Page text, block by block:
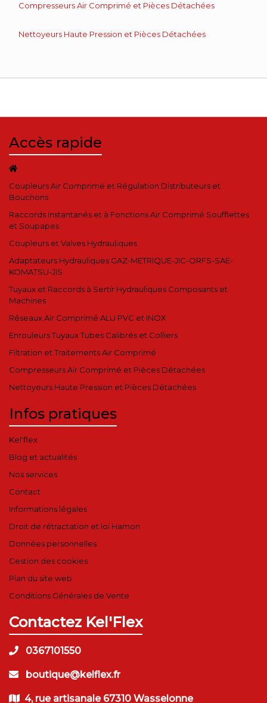
Compresseurs Air Comprimé et Pièces Détachées
Nettoyeurs Haute Pression et Pièces Détachées
Accès rapide
Coupleurs Air Comprimé et Régulation Distributeurs et
Bouchons
Raccords Instantanés et à Fonctions Air Comprimé Soufflettes
et Soupapes
Coupleurs et Valves Hydrauliques
Adaptateurs Hydrauliques GAZ-METRIQUE-JIC-ORFS-SAE-
KOMATSU-JIS
Tuyaux et Raccords à Sertir Hydrauliques Composants et
Machines
Réseaux Air Comprimé ALU PVC et INOX
Enrouleurs Tuyaux Tubes Calibrés et Colliers
Filtration et Traitements Air Comprimé
Compresseurs Air Comprimé et Pièces Détachées
Nettoyeurs Haute Pression et Pièces Détachées
Infos pratiques
Kel'flex
Blog et actualités
Nos services
Contact
Informations légales
Droit de rétractation et loi Hamon
Données personnelles
Gestion des cookies
Plan du site web
Conditions Générales de Vente
Contactez Kel'Flex
0367101550
boutique@kelflex.fr
4, rue artisanale 67310 Wasselonne